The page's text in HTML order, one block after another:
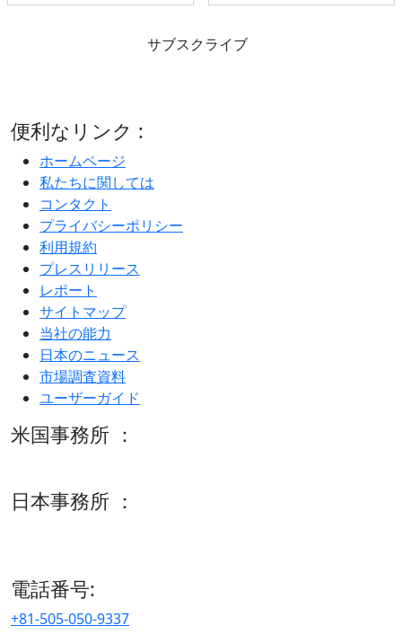
サブスクライブ
便利なリンク :
ホームページ
私たちに関しては
コンタクト
プライバシーポリシー
利用規約
プレスリリース
レポート
サイトマップ
当社の能力
日本のニュース
市場調査資料
ユーザーガイド
米国事務所 ：
日本事務所 ：
電話番号:
+81-505-050-9337